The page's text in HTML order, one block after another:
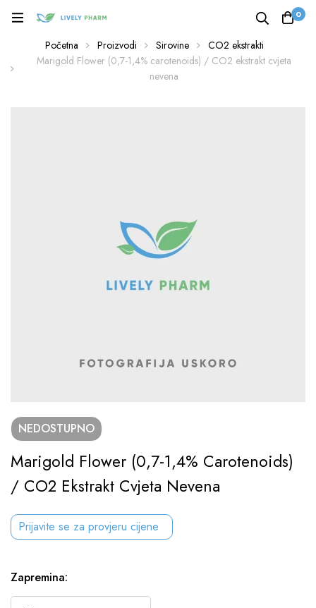
0
Početna Proizvodi Sirovine
CO2 ekstrakti
Marigold Flower (0,7-1,4% carotenoids) / CO2 ekstrakt cvjeta
nevena
NEDOSTUPNO
Marigold Flower (0,7-1,4% Carotenoids)
/ CO2 Ekstrakt Cvjeta Nevena
Prijavite se za provjeru cijene
Zapremina: